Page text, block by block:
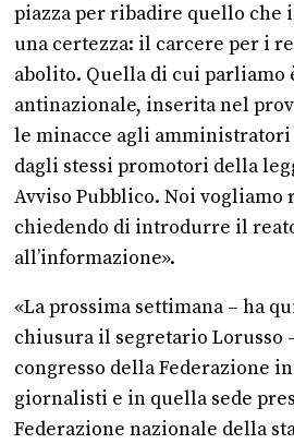
piazza per ribadire quello che
una certezza: il carcere per i
abolito. Quella di cui parliamo
antinazionale, inserita nel
le minacce agli
dagli stessi promotori della
Avviso Pubblico. Noi vogliamo
chiedendo di introdurre il
all’informazione».
«La prossima settimana – ha
chiusura il segretario Lorusso
congresso della Federazione
giornalisti e in quella sede
Federazione nazionale della